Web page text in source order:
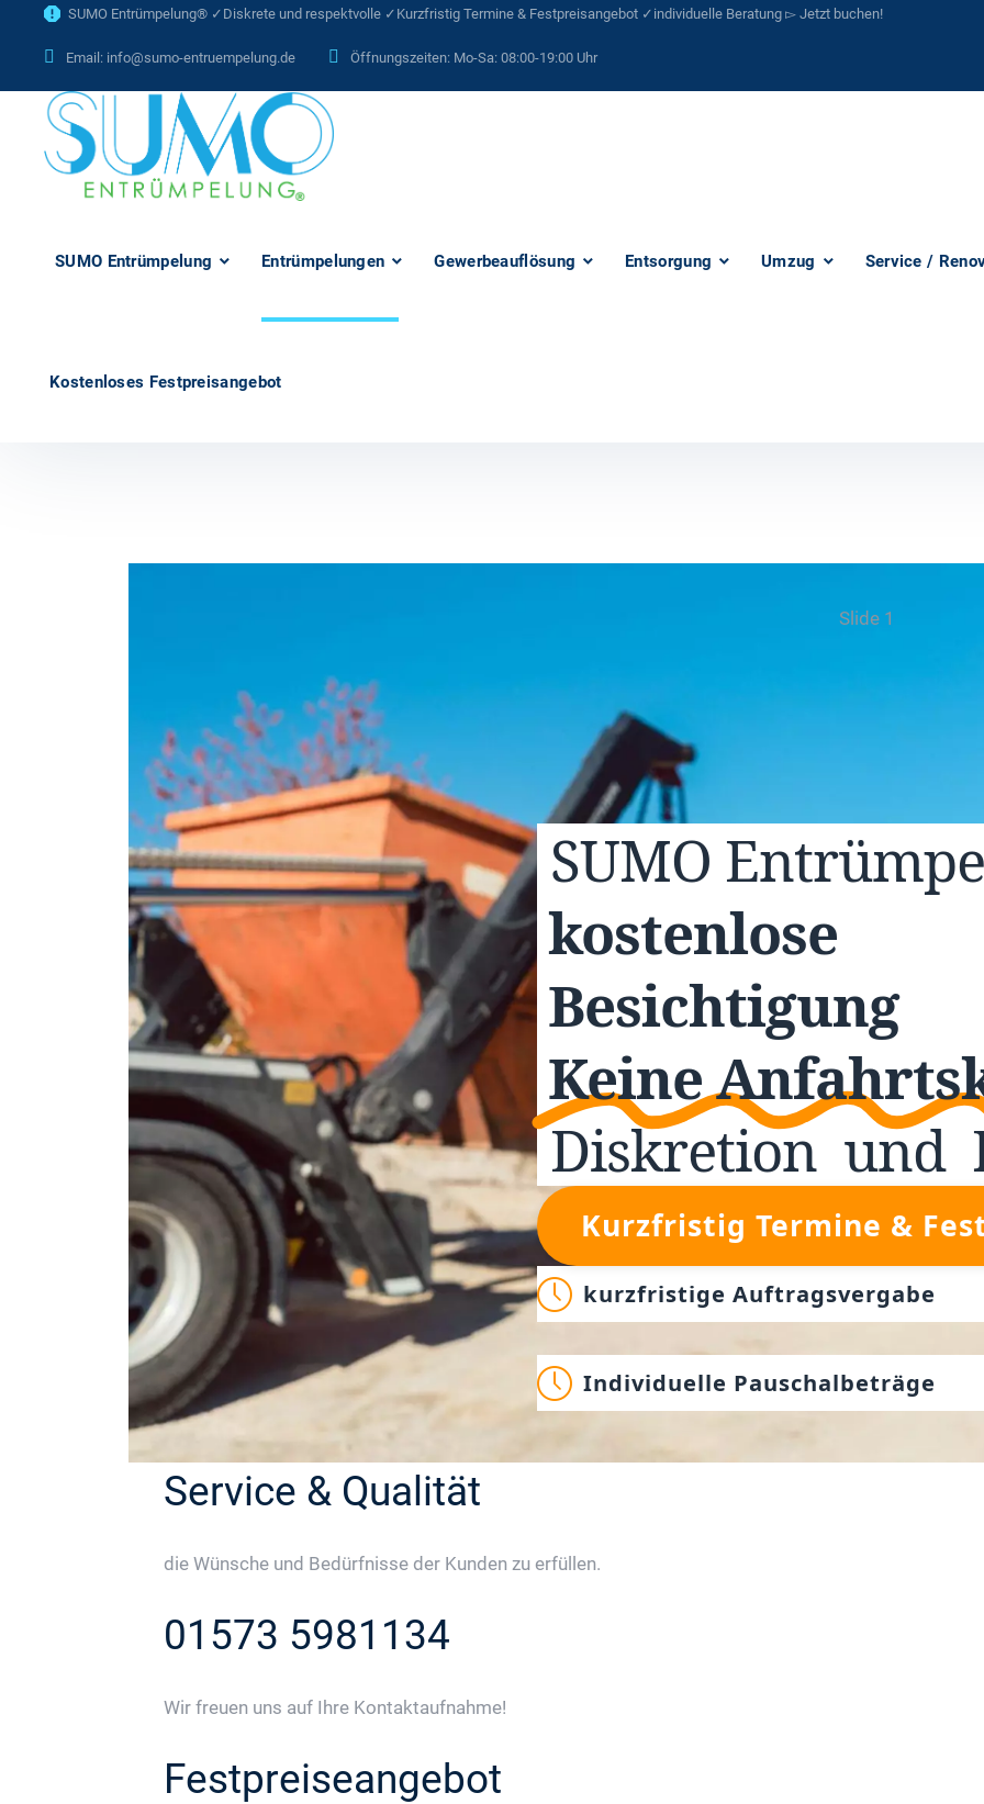
SUMO Entrümpelung® ✓Diskrete und respektvolle ✓Kurzfristig Termine & Festpreisangebot ✓individuelle Beratung ▻ Jetzt buchen!
Email: info@sumo-entruempelung.de Öffnungszeiten: Mo-Sa: 08:00-19:00 Uhr
SUMO Entrümpelung Entrümpelungen Gewerbeauflösung Entsorgung Umzug Service /
Kostenloses Festpreisangebot
Slide 1
SUMO
kostenlose
Besichtigung
Keine
Diskretion und
Kurzfristig Termine &
kurzfristige Auftragsvergabe
Individuelle Pauschalbeträge
Service & Qualität
die Wünsche und Bedürfnisse der Kunden zu erfüllen.
01573 5981134
Wir freuen uns auf Ihre Kontaktaufnahme!
Festpreiseangebot